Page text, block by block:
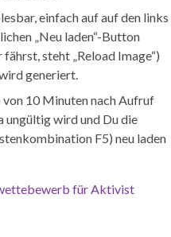
einfach auf auf den links
„Neu laden“-Button
steht „Reload Image“)
generiert.
von 10 Minuten nach Aufruf
ungültig wird und Du die
F5) neu laden
für Aktivist